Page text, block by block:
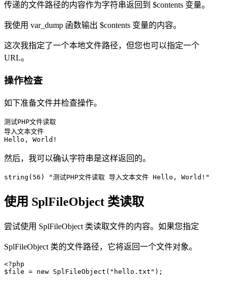
传递的文件路径的内容作为字符串返回到 $contents 变量。
我使用 var_dump 函数输出 $contents 变量的内容。
这次我指定了一个本地文件路径，但您也可以指定一个
URL。
操作检查
如下准备文件并检查操作。
测试PHP文件读取
导入文本文件
Hello, World!
然后，我可以确认字符串是这样返回的。
string(56) "测试PHP文件读取 导入文本文件 Hello, World!"
使用 SplFileObject 类读取
尝试使用 SplFileObject 类读取文件的内容。如果您指定
SplFileObject 类的文件路径，它将返回一个文件对象。
<?php
$file = new SplFileObject("hello.txt");